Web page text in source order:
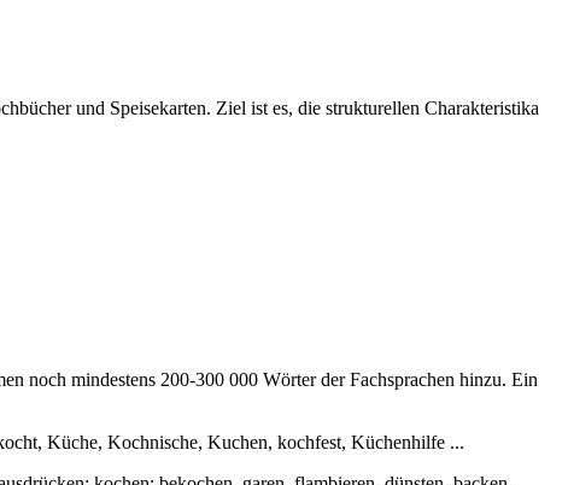
und Speisekarten. Ziel ist es, die strukturellen Charakteristika
noch mindestens 200-300 000 Wörter der Fachsprachen hinzu. Ein
Küche, Kochnische, Kuchen, kochfest, Küchenhilfe ...